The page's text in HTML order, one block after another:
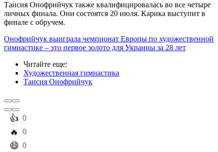
Таисия Онофрийчук также квалифицировалась во все четыре
личных финала. Они состоятся 20 июля. Карика выступит в
финале с обручем.
Онофрийчук выиграла чемпионат Европы по художественной
гимнастике – это первое золото для Украины за 28 лет
Читайте еще:
Художественная гимнастика
Таисия Онофрийчук
️👍 0
️🔥 0
️😄 0